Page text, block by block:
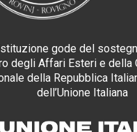
gode del
degli Affari Esteri e della
della Repubblica
dell’Unione Italiana